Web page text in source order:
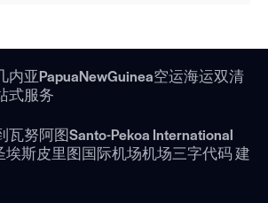
内亚PapuaNewGuinea空运海运双清
式服务
努阿图Santo-Pekoa International
埃斯皮里图国际机场机场三字代码 建